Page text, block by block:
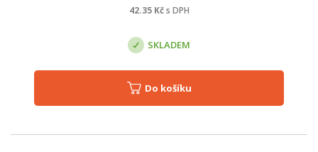
42.35Kč s DPH
SKLADEM
Do košíku